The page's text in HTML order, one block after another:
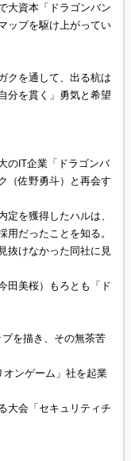
大資本「ドラゴンバン
ップを駆け上がってい
クを通して、出る杭は
分を貫く」勇気と希望
のIT企業「ドラゴンバ
（佐野勇斗）と再会す
を獲得したハルは、
用だったことを知る。
抜けなかった同社に見
田美桜）もろとも「ド
を描き、その無茶苦
ンゲーム」社を起業
大会「セキュリティチ